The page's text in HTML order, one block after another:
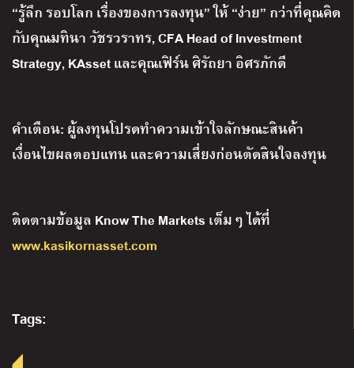
“รู้ลึก รอบโลก เรื่องของการลงทุน” ให้ “ง่าย” กว่าที่คุณคิด
กับคุณมทินา วัชรวราทร, CFA Head of Investment
Strategy, KAsset และคุณเฟิร์น ศิรัถยา อิศรภักดี
คำเตือน: ผู้ลงทุนโปรดทำความเข้าใจลักษณะสินค้า
เงื่อนไขผลตอบแทน และความเสี่ยงก่อนตัดสินใจลงทุน
ติดตามข้อมูล Know The Markets เต็มๆได้ที่
www.kasikornasset.com
Tags: